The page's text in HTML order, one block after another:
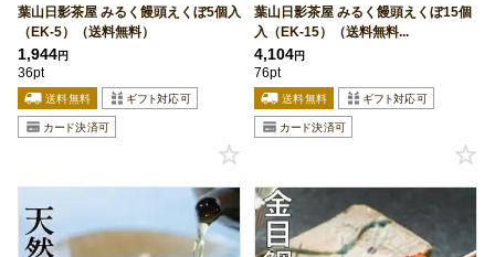
葉山日影茶屋 みるく饅頭えくぼ5個入
（EK-5）（送料無料）
1,944円
36pt
葉山日影茶屋 みるく饅頭えくぼ15個
入（EK-15）（送料無料...
4,104円
76pt